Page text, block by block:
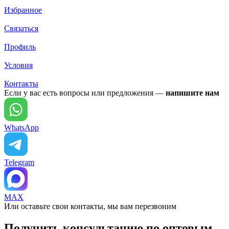
Избранное
Связаться
Профиль
Условия
Контакты
Если у вас есть вопросы или предложения — напишите нам
WhatsApp
Telegram
MAX
Или оставьте свои контакты, мы вам перезвоним